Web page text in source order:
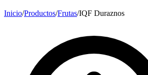
Inicio/Productos/Frutas/IQF Duraznos